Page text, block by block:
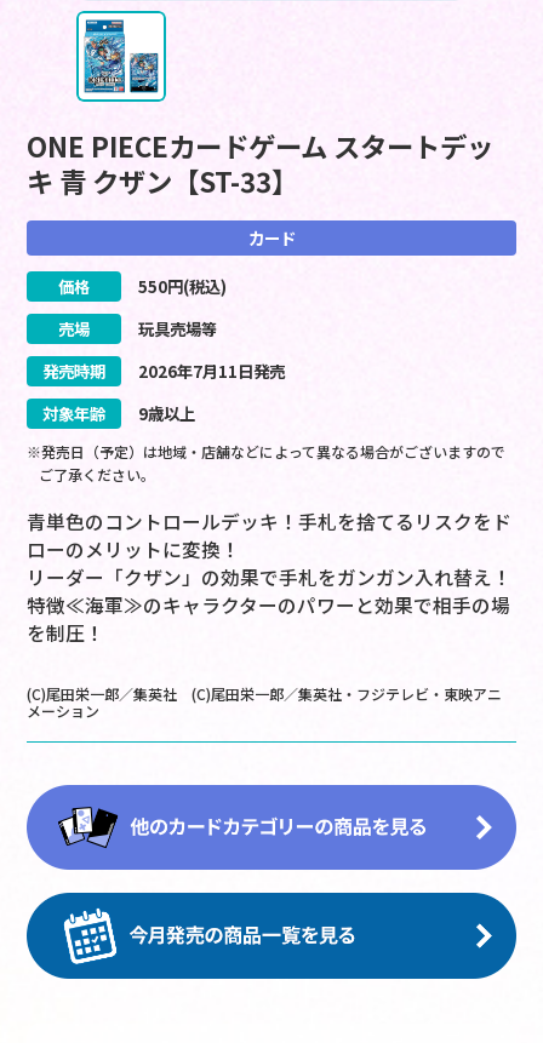
ONE PIECEカードゲーム スタートデッ
キ 青 クザン【ST-33】
カード
価格 550円(税込)
売場
玩具売場等
発売時期
2026年7月11日発売
対象年齢
9歳以上
※発売日（予定）は地域・店舗などによって異なる場合がございますので
ご了承ください。
青単色のコントロールデッキ！手札を捨てるリスクをド
ローのメリットに変換！
リーダー「クザン」の効果で手札をガンガン入れ替え！
特徴≪海軍≫のキャラクターのパワーと効果で相手の場
を制圧！
(C)尾田栄一郎／集英社 (C)尾田栄一郎／集英社・フジテレビ・東映アニ
メーション